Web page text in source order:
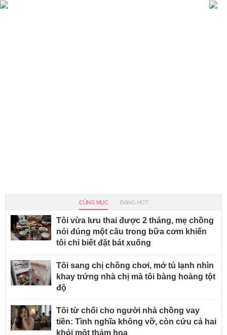
CÙNG MỤC ĐANG HOT
Tôi vừa lưu thai được 2 tháng, mẹ chồng
nói đúng một câu trong bữa cơm khiến
tôi chỉ biết đặt bát xuống
Tôi sang chị chồng chơi, mở tủ lạnh nhìn
khay trứng nhà chị mà tôi bàng hoàng tột
độ
Tôi từ chối cho người nhà chồng vay
tiền: Tình nghĩa không vỡ, còn cứu cả hai
khỏi một thảm họa